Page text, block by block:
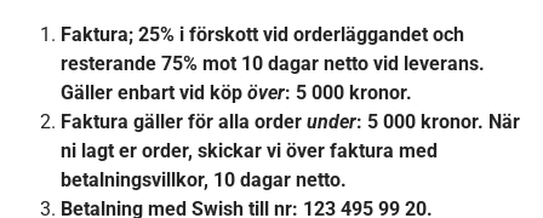
Faktura; 25% i förskott vid orderläggandet och
resterande 75% mot 10 dagar netto vid leverans.
Gäller enbart vid köp över: 5 000 kronor.
Faktura gäller för alla order under: 5 000 kronor. När
ni lagt er order, skickar vi över faktura med
betalningsvillkor, 10 dagar netto.
Betalning med Swish till nr: 123 495 99 20.